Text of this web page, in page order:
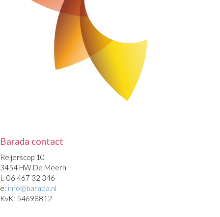
Barada contact
Reijerscop 10
3454 HW De Meern
t: 06 467 32 346
e: info@barada.nl
KvK: 54698812